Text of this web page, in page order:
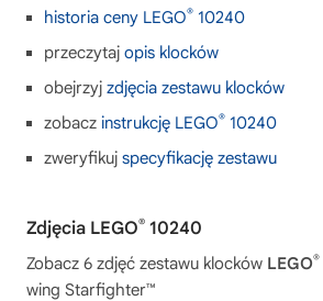
historia ceny LEGO® 10240
przeczytaj opis klocków
obejrzyj zdjęcia zestawu klocków
zobacz instrukcję LEGO® 10240
zweryfikuj specyfikację zestawu
Zdjęcia LEGO® 10240
Zobacz 6 zdjęć zestawu klocków LEGO®
wing Starfighter™